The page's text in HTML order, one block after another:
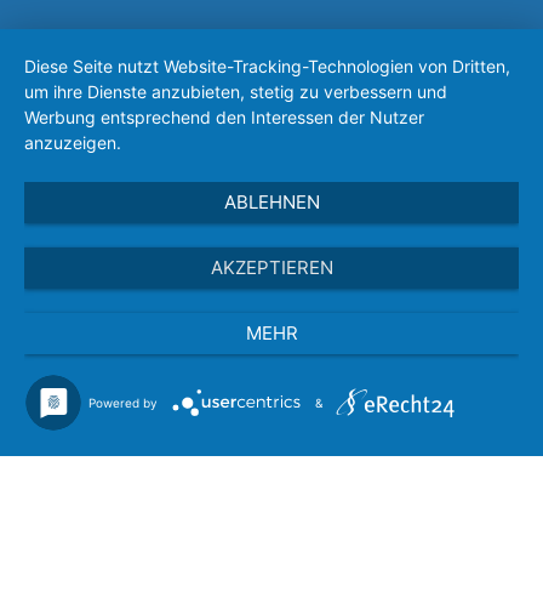
IMPRESSUM
Diese Seite nutzt Website-Tracking-Technologien von Dritten,
um ihre Dienste anzubieten, stetig zu verbessern und
Werbung entsprechend den Interessen der Nutzer
anzuzeigen.
ABLEHNEN
AKZEPTIEREN
MEHR
Powered by &